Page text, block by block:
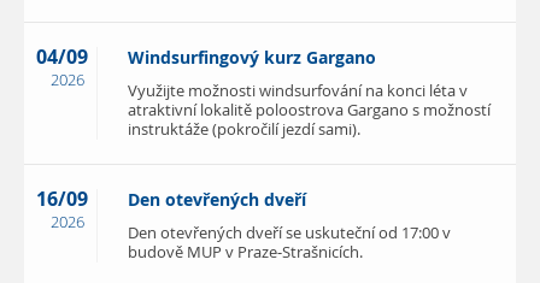
04/09
2026
Windsurfingový kurz Gargano
Využijte možnosti windsurfování na konci léta v
atraktivní lokalitě poloostrova Gargano s možností
instruktáže (pokročilí jezdí sami).
16/09
2026
Den otevřených dveří
Den otevřených dveří se uskuteční od 17:00 v
budově MUP v Praze-Strašnicích.